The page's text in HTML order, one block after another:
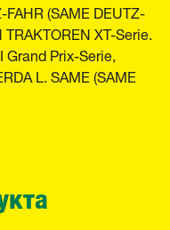
(SAME DEUTZ-
XT-Serie.
Grand Prix-Serie,
L. SAME (SAME